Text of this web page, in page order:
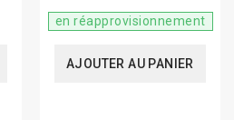
en réapprovisionnement
AJOUTER AU PANIER